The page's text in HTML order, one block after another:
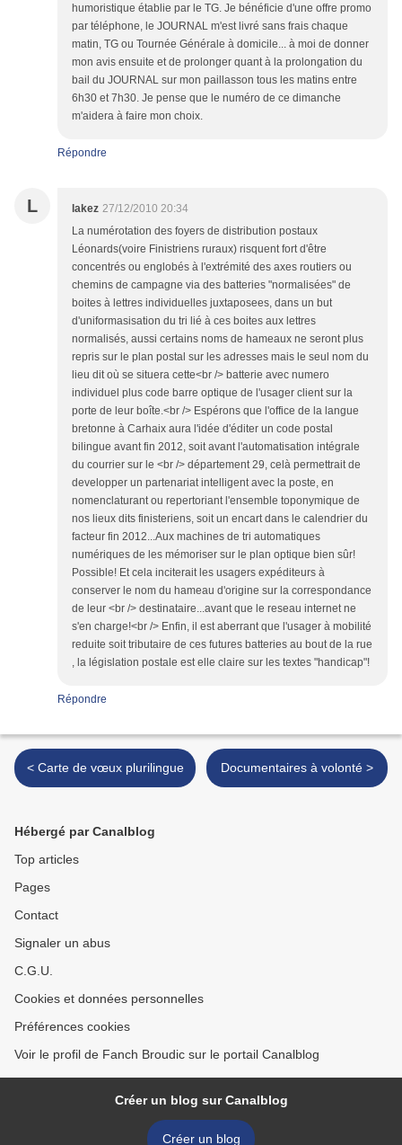
humoristique établie par le TG. Je bénéficie d'une offre promo
par téléphone, le JOURNAL m'est livré sans frais chaque
matin, TG ou Tournée Générale à domicile... à moi de donner
mon avis ensuite et de prolonger quant à la prolongation du
bail du JOURNAL sur mon paillasson tous les matins entre
6h30 et 7h30. Je pense que le numéro de ce dimanche
m'aidera à faire mon choix.
Répondre
L lakez 27/12/2010 20:34
La numérotation des foyers de distribution postaux
Léonards(voire Finistriens ruraux) risquent fort d'être
concentrés ou englobés à l'extrémité des axes routiers ou
chemins de campagne via des batteries "normalisées" de
boites à lettres individuelles juxtaposees, dans un but
d'uniformasisation du tri lié à ces boites aux lettres
normalisés, aussi certains noms de hameaux ne seront plus
repris sur le plan postal sur les adresses mais le seul nom du
lieu dit où se situera cette<br /> batterie avec numero
individuel plus code barre optique de l'usager client sur la
porte de leur boîte.<br /> Espérons que l'office de la langue
bretonne à Carhaix aura l'idée d'éditer un code postal
bilingue avant fin 2012, soit avant l'automatisation intégrale
du courrier sur le <br /> département 29, celà permettrait de
developper un partenariat intelligent avec la poste, en
nomenclaturant ou repertoriant l'ensemble toponymique de
nos lieux dits finisteriens, soit un encart dans le calendrier du
facteur fin 2012...Aux machines de tri automatiques
numériques de les mémoriser sur le plan optique bien sûr!
Possible! Et cela inciterait les usagers expéditeurs à
conserver le nom du hameau d'origine sur la correspondance
de leur <br /> destinataire...avant que le reseau internet ne
s'en charge!<br /> Enfin, il est aberrant que l'usager à mobilité
reduite soit tributaire de ces futures batteries au bout de la rue
, la législation postale est elle claire sur les textes "handicap"!
Répondre
< Carte de vœux plurilingue Documentaires à volonté >
Hébergé par Canalblog
Top articles
Pages
Contact
Signaler un abus
C.G.U.
Cookies et données personnelles
Préférences cookies
Voir le profil de Fanch Broudic sur le portail Canalblog
Créer un blog sur Canalblog
Créer un blog